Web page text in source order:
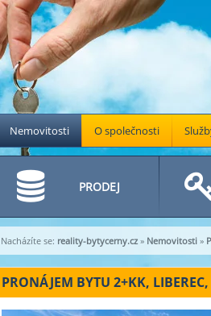
Nemovitosti O společnosti
PRODEJ
Nacházíte se: reality-bytycerny.cz » Nemovitosti »
PRONÁJEM BYTU 2+KK,